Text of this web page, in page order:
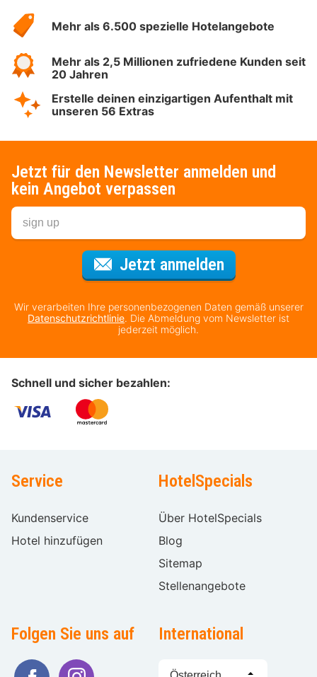
Hotelspecials
Mehr als 6.500 spezielle Hotelangebote
Mehr als 2,5 Millionen zufriedene Kunden seit
20 Jahren
Erstelle deinen einzigartigen Aufenthalt mit
unseren 56 Extras
Jetzt für den Newsletter anmelden und
kein Angebot verpassen
Jetzt anmeldenFür den
Wir verarbeiten Ihre personenbezogenen Daten gemäß unserer
Datenschutzrichtlinie. Die Abmeldung vom Newsletter ist
jederzeit möglich.
Schnell und sicher bezahlen:
Service
Kundenservice
Hotel hinzufügen
HotelSpecials
Über HotelSpecials
Blog
Sitemap
Stellenangebote
Folgen Sie uns auf International
Sprache